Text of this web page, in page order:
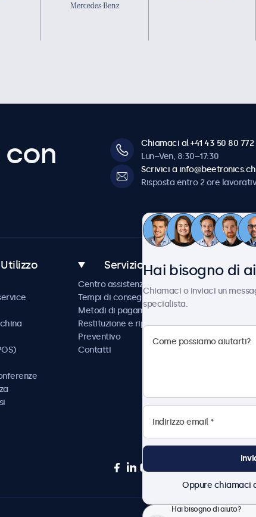
con
Chiamaci al +41 43 50 80 772
Lun–Ven, 8:30–17:30
Scrivici a info@beetronics.ch
Risposta entro 2 ore
Utilizzo Servizio Clienti
Centro assistenza
Tempi di consegna
Metodi di pagamento
Restituzione e riparazione
Preventivo
Contatti
Notizie
Lavora
Hai bisogno di
Chiamaci o inviaci un
specialista.
Oppure chiamaci
Hai bisogno di aiuto?